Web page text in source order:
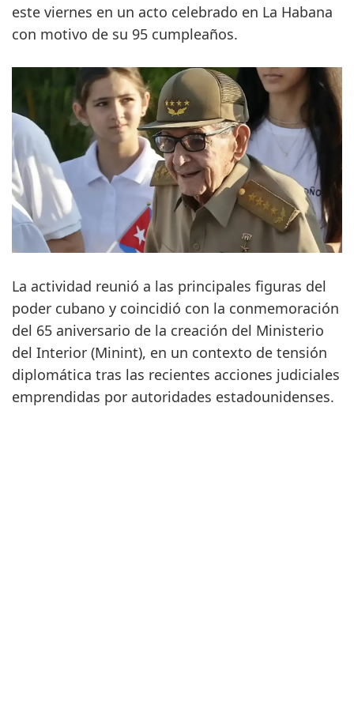
este viernes en un acto celebrado en La Habana
con motivo de su 95 cumpleaños.
La actividad reunió a las principales figuras del
poder cubano y coincidió con la conmemoración
del 65 aniversario de la creación del Ministerio
del Interior (Minint), en un contexto de tensión
diplomática tras las recientes acciones judiciales
emprendidas por autoridades estadounidenses.